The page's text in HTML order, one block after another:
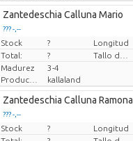
Zantedeschia Calluna Mario
??? -,--
Precio por pieza
Stock ? Longitud
Total:
?
Madurez
3-4
Productor
kallaland
Zantedeschia Calluna Ramona
??? -,--
Precio por pieza
Stock ? Longitud